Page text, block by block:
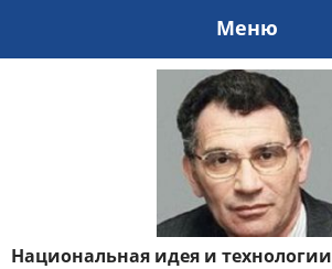
Меню
Национальная идея и технологии